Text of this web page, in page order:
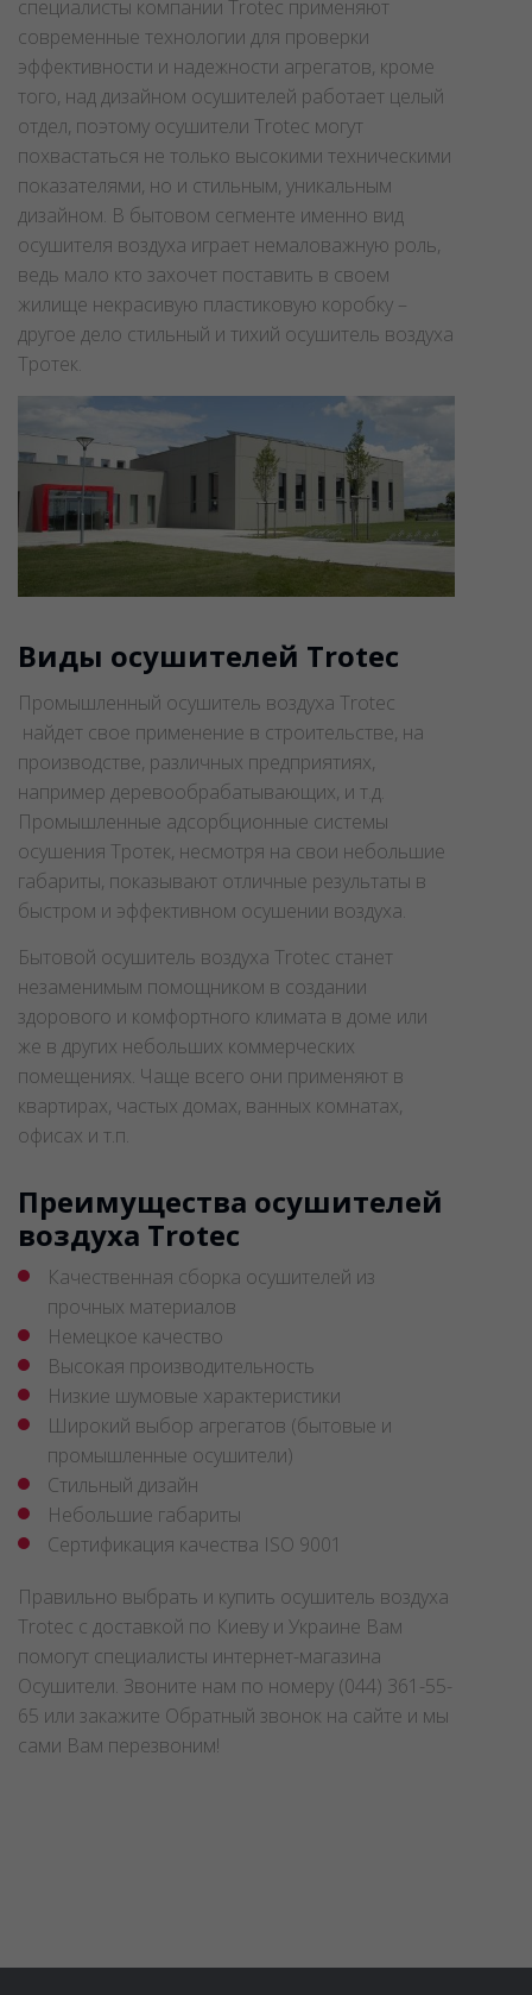
специалисты компании Trotec применяют
современные технологии для проверки
эффективности и надежности агрегатов, кроме
того, над дизайном осушителей работает целый
отдел, поэтому осушители Trotec могут
похвастаться не только высокими техническими
показателями, но и стильным, уникальным
дизайном. В бытовом сегменте именно вид
осушителя воздуха играет немаловажную роль,
ведь мало кто захочет поставить в своем
жилище некрасивую пластиковую коробку –
другое дело стильный и тихий осушитель воздуха
Тротек.
Виды осушителей Trotec
Промышленный осушитель воздуха Trotec
найдет свое применение в строительстве, на
производстве, различных предприятиях,
например деревообрабатывающих, и т.д.
Промышленные адсорбционные системы
осушения Тротек, несмотря на свои небольшие
габариты, показывают отличные результаты в
быстром и эффективном осушении воздуха.
Бытовой осушитель воздуха Trotec станет
незаменимым помощником в создании
здорового и комфортного климата в доме или
же в других небольших коммерческих
помещениях. Чаще всего они применяют в
квартирах, частых домах, ванных комнатах,
офисах и т.п.
Преимущества осушителей
воздуха Trotec
Качественная сборка осушителей из
прочных материалов
Немецкое качество
Высокая производительность
Низкие шумовые характеристики
Широкий выбор агрегатов (бытовые и
промышленные осушители)
Стильный дизайн
Небольшие габариты
Сертификация качества ISO 9001
Правильно выбрать и купить осушитель воздуха
Trotec с доставкой по Киеву и Украине Вам
помогут специалисты интернет-магазина
Осушители. Звоните нам по номеру (044) 361-55-
65 или закажите Обратный звонок на сайте и мы
сами Вам перезвоним!